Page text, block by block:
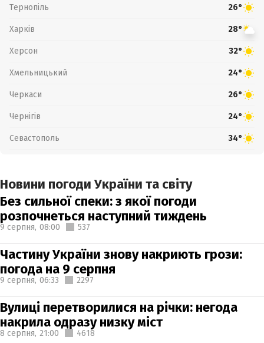
Тернопіль 26°
Харків 28°
Херсон 32°
Хмельницький 24°
Черкаси 26°
Чернігів 24°
Севастополь 34°
Новини погоди України та світу
Без сильної спеки: з якої погоди
розпочнеться наступний тиждень
9 серпня, 08:00 537
Частину України знову накриють грози:
погода на 9 серпня
9 серпня, 06:33 2297
Вулиці перетворилися на річки: негода
накрила одразу низку міст
8 серпня, 21:00 4618